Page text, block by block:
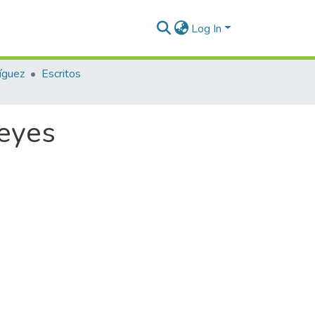
Log In
Escritos